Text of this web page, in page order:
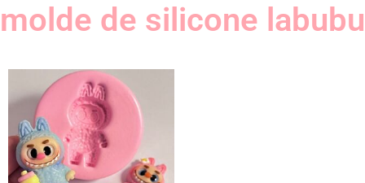
molde de silicone labubu